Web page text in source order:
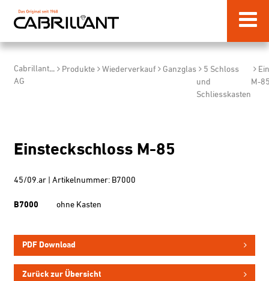
Cabrillant
AG
... Produkte Wiederverkauf Ganzglas
5 Schloss
und
Schliesskasten
M-
Einsteckschloss M-85
45/09.ar | Artikelnummer: B7000
B7000 ohne Kasten
PDF Download
Zurück zur Übersicht